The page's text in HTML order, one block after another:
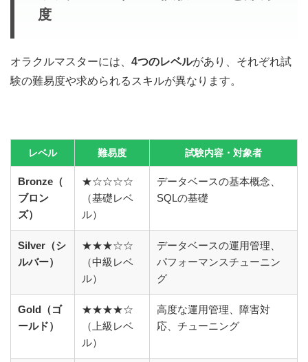
度
オラクルマスターには、 4つのレベルがあり、それぞれ試
験の難易度や求められるスキルが異なります。
レベル 難易度 試験内容・対象者
Bronze（
ブロン
ズ）
★☆☆☆☆
（基礎レベ
ル）
データベースの基本概念、
SQLの基礎
Silver（シ
ルバー）
★★★☆☆
（中級レベ
ル）
データベースの運用管理、
パフォーマンスチューニン
グ
Gold（ゴ
ールド）
★★★★☆
（上級レベ
ル）
高度な運用管理、障害対
応、チューニング